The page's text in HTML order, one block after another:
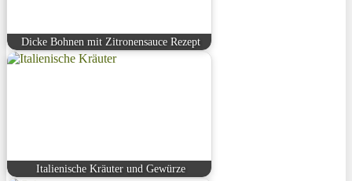
Dicke Bohnen mit Zitronensauce Rezept
Italienische Kräuter und Gewürze